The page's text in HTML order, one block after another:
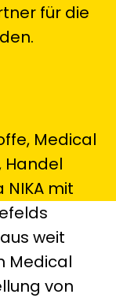
für die
Medical
Handel
mit
weit
Medical
von